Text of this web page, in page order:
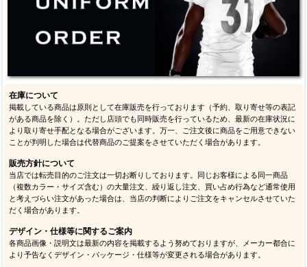
在庫について
掲載している商品は原則として在庫販売を行っております（予約、取り寄せ等の表記
がある商品を除く）。ただし店頭でも同時販売を行っているため、最新の在庫状況に
より取り寄せ手配となる場合がございます。万一、ご注文後に商品をご用意できない
ことが判明した場合は代替商品のご提案をさせていただく場合があります。
販売方針について
当店では転売目的のご注文は一切お断りしております。同じお客様による同一商品
（複数カラー・サイズ含む）の大量注文、繰り返し注文、買い占め行為など通常使用
と考えづらい注文があった場合は、当店の判断によりご注文をキャンセルさせていた
だく場合があります。
デザイン・仕様等に関するご案内
各商品画像・説明文は最新の内容を掲載するよう努めておりますが、メーカー都合に
より予告なくデザイン・パッケージ・仕様等が変更される場合があります。